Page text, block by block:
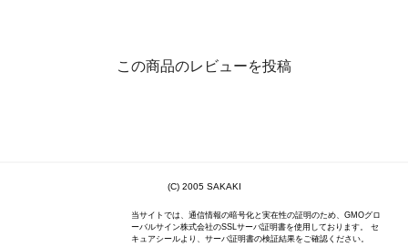
この商品のレビューを投稿
(C) 2005 SAKAKI
当サイトでは、通信情報の暗号化と実在性の証明のため、GMOグロ
ーバルサイン株式会社のSSLサーバ証明書を使用しております。 セ
キュアシールより、サーバ証明書の検証結果をご確認ください。